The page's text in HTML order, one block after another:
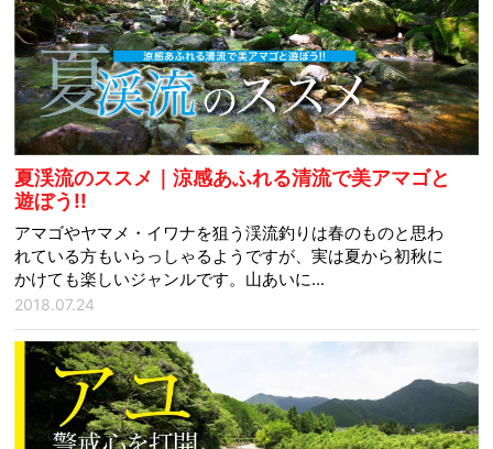
夏渓流のススメ｜涼感あふれる清流で美アマゴと
遊ぼう!!
アマゴやヤマメ・イワナを狙う渓流釣りは春のものと思わ
れている方もいらっしゃるようですが、実は夏から初秋に
かけても楽しいジャンルです。山あいに...
2018.07.24